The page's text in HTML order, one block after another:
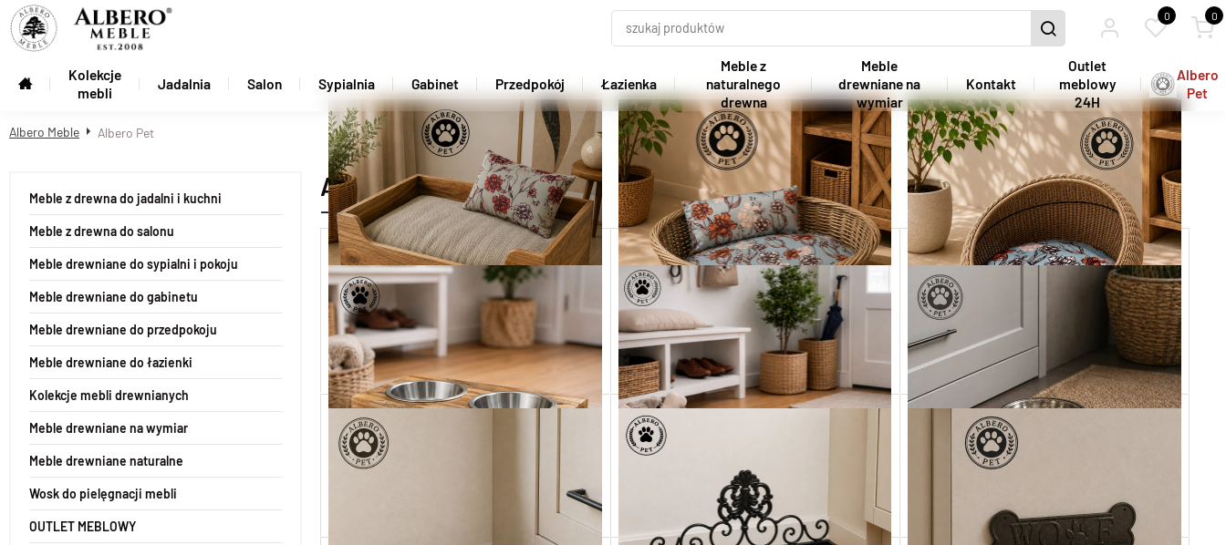
0 0
Kolekcje
mebli
Jadalnia Salon Sypialnia Gabinet Przedpokój Łazienka
Meble z
naturalnego
drewna
Meble
drewniane na
wymiar
Kontakt
Outlet
meblowy
24H
Albero
Pet
Albero Meble Albero Pet
Meble z drewna do jadalni i kuchni
Meble z drewna do salonu
Meble drewniane do sypialni i pokoju
Meble drewniane do gabinetu
Meble drewniane do przedpokoju
Meble drewniane do łazienki
Kolekcje mebli drewnianych
Meble drewniane na wymiar
Meble drewniane naturalne
Wosk do pielęgnacji mebli
OUTLET MEBLOWY
Albero Pet
Drewniana leżanka dla psa z materacem i
poduszką
PET07
590,00 zł
Dodaj do koszyka
Kosz ratanowy dla psa z materacem i poduszką
PET08
390,00 zł
Dodaj do koszyka
Kosz ratanowy dla kota z materacem
250,00 zł
Dodaj do koszyka
Stojak z Drewna Mango z Miskami dla Psa
Stojak Drewniany z Miskami dla Psa
279,00 zł
Dodaj do koszyka
Żeliwna Podstawka z Miską dla Kota
Dodaj do koszyka